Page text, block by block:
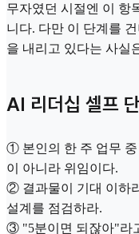
무자였던 시절엔 이 항
니다. 다만 이 단계를
을 내리고 있다는 사실
AI 리더십 셀프
① 본인의 한 주 업무
이 아니라 위임이다.
② 결과물이 기대 이하
설계를 점검하라.
③ "5분이면 되잖아"라